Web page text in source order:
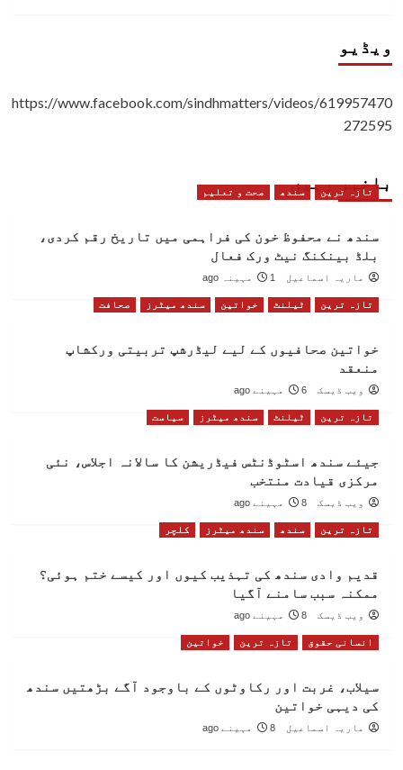
ویڈیو
https://www.facebook.com/sindhmatters/videos/619957470
272595
باخبر رہیں
تازہ ترین سندھ صحت و تعلیم
سندھ نے محفوظ خون کی فراہمی میں تاریخ رقم کردی،
بلڈ بینکنگ نیٹ ورک فعال
ماریہ اسماعیل 1 مہینہ ago
تازہ ترین ٹیلنٹ خواتین سندھ میٹرز صحافت
خواتین صحافیوں کے لیے لیڈرشپ تربیتی ورکشاپ
منعقد
ویب ڈیسک 6 مہینے ago
تازہ ترین ٹیلنٹ سندھ میٹرز سیاست
جیئے سندھ اسٹوڈنٹس فیڈریشن کا سالانہ اجلاس، نئی
مرکزی قیادت منتخب
ویب ڈیسک 8 مہینے ago
تازہ ترین سندھ سندھ میٹرز کلچر
قدیم وادی سندھ کی تہذیب کیوں اور کیسے ختم ہوئی؟
ممکنہ سبب سامنے آگیا
ویب ڈیسک 8 مہینے ago
انسانی حقوق تازہ ترین خواتین
سیلاب، غربت اور رکاوٹوں کے باوجود آگے بڑھتیں سندھ
کی دیہی خواتین
ماریہ اسماعیل 8 مہینے ago